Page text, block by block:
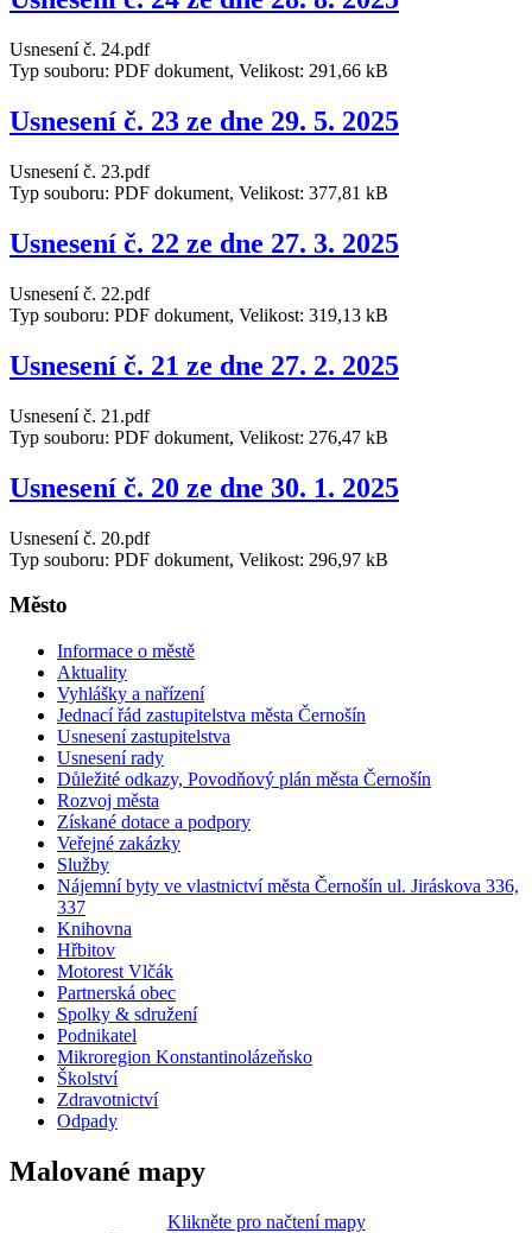
Usnesení č. 24.pdf
Typ souboru: PDF dokument, Velikost: 291,66 kB
Usnesení č. 23 ze dne 29. 5. 2025
Usnesení č. 23.pdf
Typ souboru: PDF dokument, Velikost: 377,81 kB
Usnesení č. 22 ze dne 27. 3. 2025
Usnesení č. 22.pdf
Typ souboru: PDF dokument, Velikost: 319,13 kB
Usnesení č. 21 ze dne 27. 2. 2025
Usnesení č. 21.pdf
Typ souboru: PDF dokument, Velikost: 276,47 kB
Usnesení č. 20 ze dne 30. 1. 2025
Usnesení č. 20.pdf
Typ souboru: PDF dokument, Velikost: 296,97 kB
Město
Informace o městě
Aktuality
Vyhlášky a nařízení
Jednací řád zastupitelstva města Černošín
Usnesení zastupitelstva
Usnesení rady
Důležité odkazy, Povodňový plán města Černošín
Rozvoj města
Získané dotace a podpory
Veřejné zakázky
Služby
Nájemní byty ve vlastnictví města Černošín ul. Jiráskova 336,
337
Knihovna
Hřbitov
Motorest Vlčák
Partnerská obec
Spolky & sdružení
Podnikatel
Mikroregion Konstantinolázeňsko
Školství
Zdravotnictví
Odpady
Malované mapy
Klikněte pro načtení mapy